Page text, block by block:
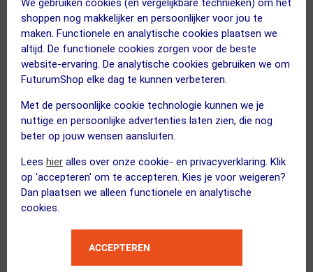
We gebruiken cookies (en vergelijkbare technieken) om het
shoppen nog makkelijker en persoonlijker voor jou te
maken. Functionele en analytische cookies plaatsen we
altijd. De functionele cookies zorgen voor de beste
website-ervaring. De analytische cookies gebruiken we om
FuturumShop elke dag te kunnen verbeteren.
Met de persoonlijke cookie technologie kunnen we je
nuttige en persoonlijke advertenties laten zien, die nog
beter op jouw wensen aansluiten.
Lees hier alles over onze cookie- en privacyverklaring. Klik
op 'accepteren' om te accepteren. Kies je voor weigeren?
Dan plaatsen we alleen functionele en analytische
cookies.
ACCEPTEREN
Vergelijk Vergelijk
MILI
MiTag Leren Case Wit 4
Light Tracker